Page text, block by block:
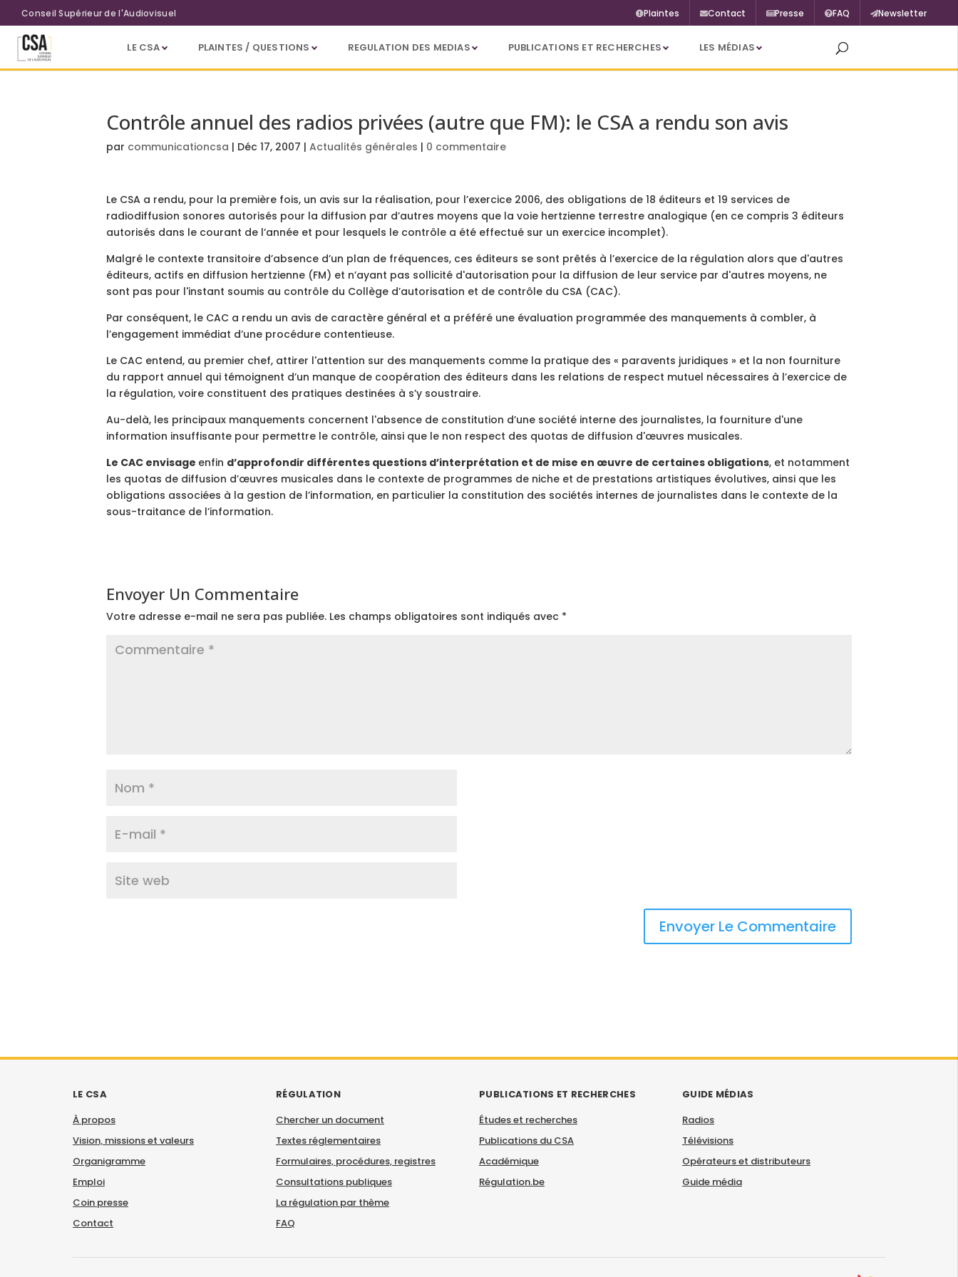
Aller au contenu principal
Conseil Supérieur de l'Audiovisuel Plaintes Contact Presse FAQ Newsletter
LE CSA PLAINTES / QUESTIONS REGULATION DES MEDIAS PUBLICATIONS ET RECHERCHES LES MÉDIAS
Contrôle annuel des radios privées (autre que FM): le CSA a rendu son avis
par communicationcsa | Déc 17, 2007 |Actualités générales | 0 commentaire
Le CSA a rendu, pour la première fois, un avis sur la réalisation, pour l’exercice 2006, des obligations de 18 éditeurs et 19 services de
radiodiffusion sonores autorisés pour la diffusion par d’autres moyens que la voie hertzienne terrestre analogique (en ce compris 3 éditeurs
autorisés dans le courant de l’année et pour lesquels le contrôle a été effectué sur un exercice incomplet).
Malgré le contexte transitoire d’absence d’un plan de fréquences, ces éditeurs se sont prêtés à l’exercice de la régulation alors que d'autres
éditeurs, actifs en diffusion hertzienne (FM) et n’ayant pas sollicité d'autorisation pour la diffusion de leur service par d'autres moyens, ne
sont pas pour l'instant soumis au contrôle du Collège d’autorisation et de contrôle du CSA (CAC).
Par conséquent, le CAC a rendu un avis de caractère général et a préféré une évaluation programmée des manquements à combler, à
l’engagement immédiat d’une procédure contentieuse.
Le CAC entend, au premier chef, attirer l'attention sur des manquements comme la pratique des « paravents juridiques » et la non fourniture
du rapport annuel qui témoignent d’un manque de coopération des éditeurs dans les relations de respect mutuel nécessaires à l’exercice de
la régulation, voire constituent des pratiques destinées à s’y soustraire.
Au-delà, les principaux manquements concernent l'absence de constitution d’une société interne des journalistes, la fourniture d'une
information insuffisante pour permettre le contrôle, ainsi que le non respect des quotas de diffusion d'œuvres musicales.
Le CAC envisage enfin d’approfondir différentes questions d’interprétation et de mise en œuvre de certaines obligations, et notamment
les quotas de diffusion d’œuvres musicales dans le contexte de programmes de niche et de prestations artistiques évolutives, ainsi que les
obligations associées à la gestion de l’information, en particulier la constitution des sociétés internes de journalistes dans le contexte de la
sous-traitance de l’information.
Envoyer Un Commentaire
Votre adresse e-mail ne sera pas publiée. Les champs obligatoires sont indiqués avec *
LE CSA
À propos
Vision, missions et valeurs
Organigramme
Emploi
Coin presse
Contact
RÉGULATION
Chercher un document
Textes réglementaires
Formulaires, procédures, registres
Consultations publiques
La régulation par thème
FAQ
PUBLICATIONS ET RECHERCHES
Études et recherches
Publications du CSA
Académique
Régulation.be
GUIDE MÉDIAS
Radios
Télévisions
Opérateurs et distributeurs
Guide média